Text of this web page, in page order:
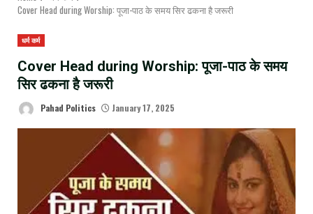
Cover Head during Worship: पूजा-पाठ के समय सिर ढकना है जरूरी
धर्म कर्म
Cover Head during Worship: पूजा-पाठ के समय
सिर ढकना है जरूरी
Pahad Politics January 17, 2025